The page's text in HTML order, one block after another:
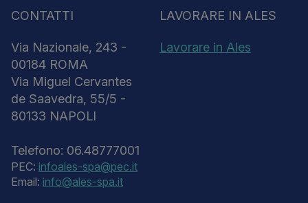
CONTATTI
Via Nazionale, 243 -
00184 ROMA
Via Miguel Cervantes
de Saavedra, 55/5 -
80133 NAPOLI
Telefono: 06.48777001
PEC: infoales-spa@pec.it
Email: info@ales-spa.it
LAVORARE IN ALES
Lavorare in Ales